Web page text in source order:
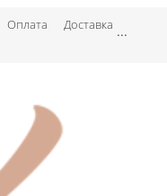
Оплата Доставка ...